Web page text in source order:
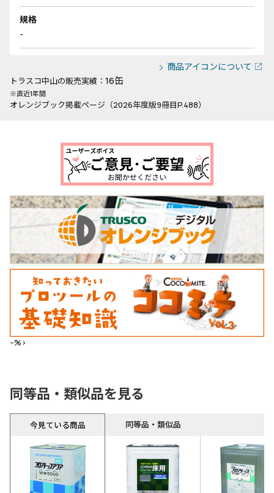
規格
-
商品アイコンについて
トラスコ中山の販売実績： 16缶
※直近1年間
オレンジブック掲載ページ（2026年度版9冊目P.488）
--%>
同等品・類似品を見る
今見ている商品 同等品・類似品